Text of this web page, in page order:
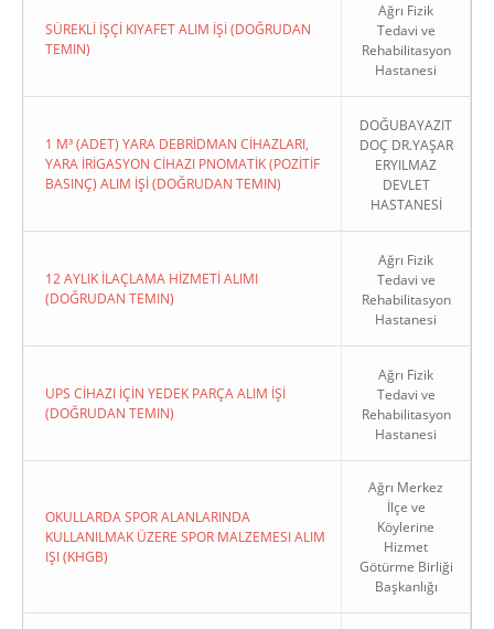
SÜREKLİ İŞÇİ KIYAFET ALIM İŞİ (DOĞRUDAN
TEMIN)
Ağrı Fizik
Tedavi ve
Rehabilitasyon
Hastanesi
1 M³ (ADET) YARA DEBRİDMAN CİHAZLARI,
YARA İRİGASYON CİHAZI PNOMATİK (POZİTİF
BASINÇ) ALIM İŞİ (DOĞRUDAN TEMIN)
DOĞUBAYAZIT
DOÇ DR.YAŞAR
ERYILMAZ
DEVLET
HASTANESİ
12 AYLIK İLAÇLAMA HİZMETİ ALIMI
(DOĞRUDAN TEMIN)
Ağrı Fizik
Tedavi ve
Rehabilitasyon
Hastanesi
UPS CİHAZI İÇİN YEDEK PARÇA ALIM İŞİ
(DOĞRUDAN TEMIN)
Ağrı Fizik
Tedavi ve
Rehabilitasyon
Hastanesi
OKULLARDA SPOR ALANLARINDA
KULLANILMAK ÜZERE SPOR MALZEMESI ALIM
IŞI (KHGB)
Ağrı Merkez
İlçe ve
Köylerine
Hizmet
Götürme Birliği
Başkanlığı